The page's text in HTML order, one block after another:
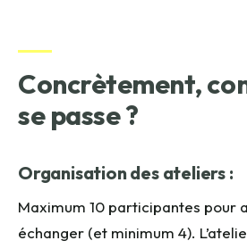
Concrètement,
se passe ?
Organisation des ateliers :
Maximum 10 participantes pour
échanger (et minimum 4).